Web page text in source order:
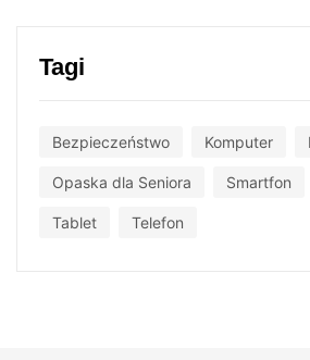
Tagi
Bezpieczeństwo Komputer
Opaska dla Seniora Smartfon
Tablet Telefon